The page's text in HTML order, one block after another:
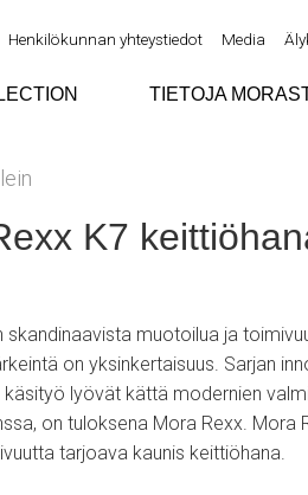
Henkilökunnan yhteystiedot Media
TIETOJA
K7
skandinaavista muotoilua ja
on yksinkertaisuus. Sarjan
käsityö lyövät kättä modernien
on tuloksena Mora Rexx. Mora
tarjoava kaunis keittiöhana.